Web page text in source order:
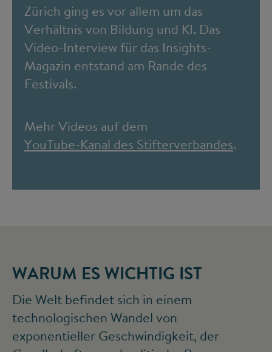
Zürich ging es vor allem um das
Verhältnis von Bildung und KI. Das
Video-Interview für das Insights-
Magazin entstand am Rande des
Festivals.
Mehr Videos auf dem
YouTube-Kanal des Stifterverbandes.
WARUM ES WICHTIG IST
Die Welt befindet sich in einem
technologischen Wandel von
exponentieller Geschwindigkeit, der